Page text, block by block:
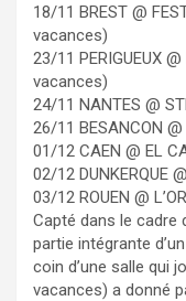
18/11 BREST @
vacances)
23/11 PERIGUEUX
vacances)
24/11 NANTES @
26/11 BESANCON
01/12 CAEN @ EL
02/12 DUNKERQUE
03/12 ROUEN @
Capté dans le cadre
partie intégrante
coin d’une salle qui
vacances) a donné